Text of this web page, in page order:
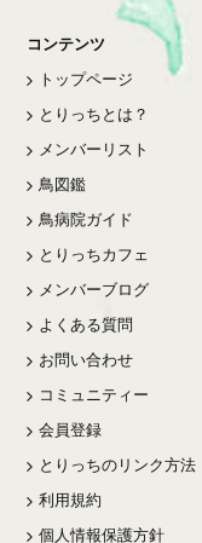
コンテンツ
トップページ
とりっちとは？
メンバーリスト
鳥図鑑
鳥病院ガイド
とりっちカフェ
メンバーブログ
よくある質問
お問い合わせ
コミュニティー
会員登録
とりっちのリンク方法
利用規約
個人情報保護方針